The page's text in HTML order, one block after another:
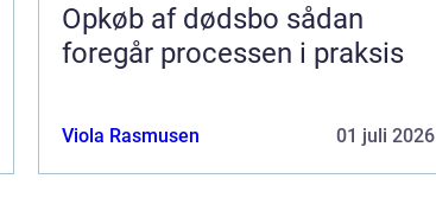
Opkøb af dødsbo sådan
foregår processen i praksis
Viola Rasmusen 01 juli 2026